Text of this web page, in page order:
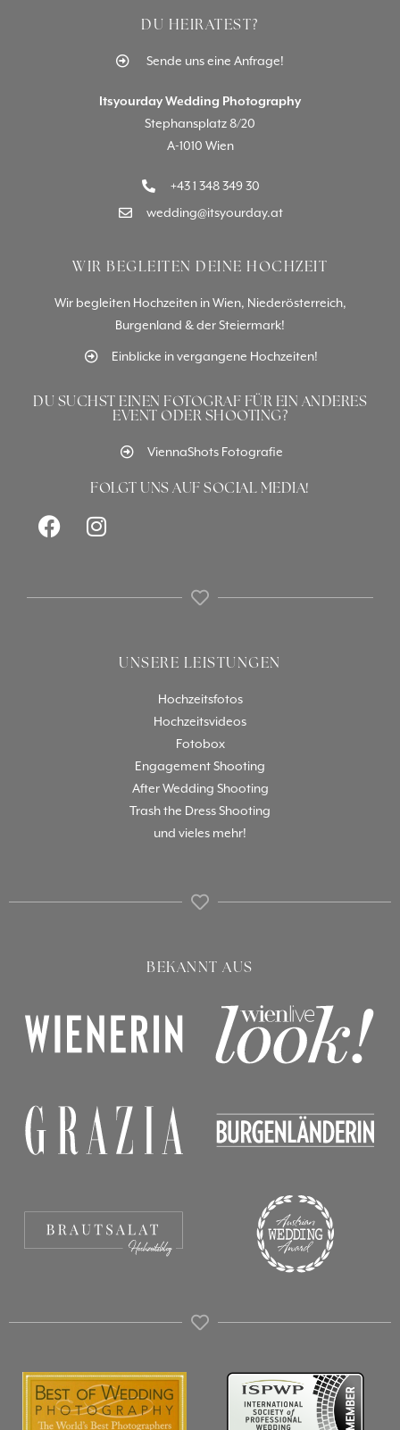
DU HEIRATEST?
Sende uns eine Anfrage!
Itsyourday Wedding Photography
Stephansplatz 8/20
A-1010 Wien
+43 1 348 349 30
wedding@itsyourday.at
WIR BEGLEITEN DEINE HOCHZEIT
Wir begleiten Hochzeiten in Wien, Niederösterreich,
Burgenland & der Steiermark!
Einblicke in vergangene Hochzeiten!
DU SUCHST EINEN FOTOGRAF FÜR EIN ANDERES
EVENT ODER SHOOTING?
ViennaShots Fotografie
FOLGT UNS AUF SOCIAL MEDIA!
UNSERE LEISTUNGEN
Hochzeitsfotos
Hochzeitsvideos
Fotobox
Engagement Shooting
After Wedding Shooting
Trash the Dress Shooting
und vieles mehr!
BEKANNT AUS